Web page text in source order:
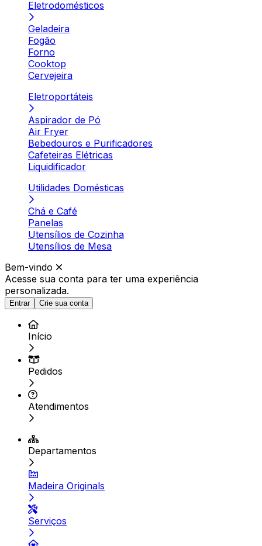
Eletrodomésticos
Geladeira
Fogão
Forno
Cooktop
Cervejeira
Eletroportáteis
Aspirador de Pó
Air Fryer
Bebedouros e Purificadores
Cafeteiras Elétricas
Liquidificador
Utilidades Domésticas
Chá e Café
Panelas
Utensílios de Cozinha
Utensílios de Mesa
Bem-vindo
Acesse sua conta para ter uma experiência
personalizada.
Entrar Crie sua conta
Início
Pedidos
Atendimentos
Departamentos
Madeira Originals
Serviços